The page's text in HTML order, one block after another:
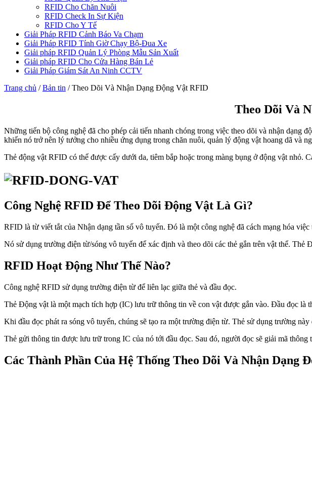
RFID Cho Chăn Nuôi
RFID Check In Sự Kiện
RFID Cho Y Tế
Giải Pháp RFID Cảnh Báo Va Chạm
Giải Pháp RFID Tính Giờ Chạy Bộ-Đua Xe
Giải pháp RFID Quản Lý Phòng Mẫu Sản Xuất
Giải pháp RFID Cho Cửa Hàng Bán Lẻ
Giải Pháp Giám Sát An Ninh CCTV
Trang chủ / Bản tin /Theo Dõi Và Nhận Dạng Động Vật RFID
Theo Dõi Và
Những tiến bộ công nghệ đã cho phép cải tiến nhanh chóng trong việc theo dõi và nhận dạng
khiến nó trở nên lý tưởng cho nhiều ứng dụng trong chăn nuôi, quản lý động vật hoang dã và
Thẻ động vật RFID có thể được cấy dưới da, tiêm bắp hoặc trong màng bụng ở động vật nhỏ.
Công Nghệ RFID Để Theo Dõi Động Vật Là Gì?
RFID là từ viết tắt của Nhận dạng tần số vô tuyến. Đó là một công nghệ đã cách mạng hóa
Nó sử dụng trường điện từ/sóng vô tuyến để xác định và theo dõi các thẻ gắn trên vật thể.
RFID Hoạt Động Như Thế Nào?
Công nghệ RFID sử dụng trường điện từ để liên lạc giữa thẻ và đầu đọc.
Thẻ Động vật là một mạch tích hợp (IC) lưu trữ thông tin về con vật được gắn vào. Đầu đọc là
Khi đầu đọc phát ra sóng vô tuyến, chúng sẽ tạo ra một trường điện từ. Thẻ sử dụng trường
Thẻ gửi thông tin được lưu trữ trong IC của nó tới đầu đọc. Sau đó, người đọc sẽ giải mã thông
Các Thành Phần Của Hệ Thống Theo Dõi Và Nhận Dạng